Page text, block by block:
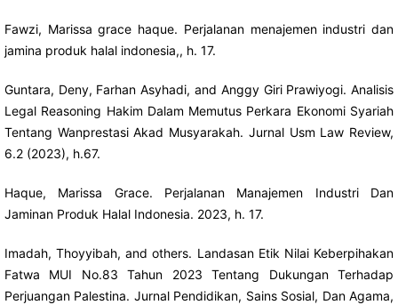
Fawzi, Marissa grace haque. Perjalanan menajemen industri dan
jamina produk halal indonesia,, h. 17.
Guntara, Deny, Farhan Asyhadi, and Anggy Giri Prawiyogi. Analisis
Legal Reasoning Hakim Dalam Memutus Perkara Ekonomi Syariah
Tentang Wanprestasi Akad Musyarakah. Jurnal Usm Law Review,
6.2 (2023), h.67.
Haque, Marissa Grace. Perjalanan Manajemen Industri Dan
Jaminan Produk Halal Indonesia. 2023, h. 17.
Imadah, Thoyyibah, and others. Landasan Etik Nilai Keberpihakan
Fatwa MUI No.83 Tahun 2023 Tentang Dukungan Terhadap
Perjuangan Palestina. Jurnal Pendidikan, Sains Sosial, Dan Agama,